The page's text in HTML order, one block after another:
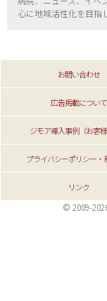
心に地域活性化を目指
お問い合わせ
広告掲載について
ジモア導入事例（お客様
プライバシーポリシー・
リンク
© 2009-